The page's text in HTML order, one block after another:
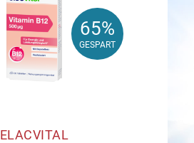
65%
GESPART
65%
GESPART
ELACVITAL